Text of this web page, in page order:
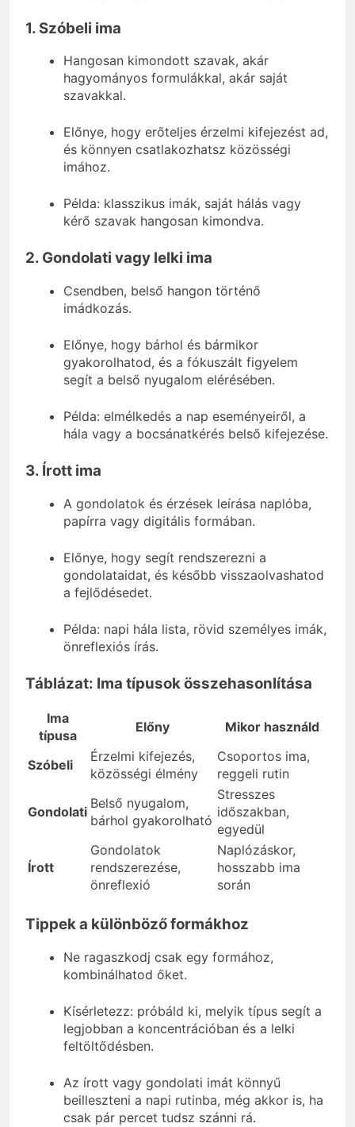
1. Szóbeli ima
Hangosan kimondott szavak, akár
hagyományos formulákkal, akár saját
szavakkal.
Előnye, hogy erőteljes érzelmi kifejezést ad,
és könnyen csatlakozhatsz közösségi
imához.
Példa: klasszikus imák, saját hálás vagy
kérő szavak hangosan kimondva.
2. Gondolati vagy lelki ima
Csendben, belső hangon történő
imádkozás.
Előnye, hogy bárhol és bármikor
gyakorolhatod, és a fókuszált figyelem
segít a belső nyugalom elérésében.
Példa: elmélkedés a nap eseményeiről, a
hála vagy a bocsánatkérés belső kifejezése.
3. Írott ima
A gondolatok és érzések leírása naplóba,
papírra vagy digitális formában.
Előnye, hogy segít rendszerezni a
gondolataidat, és később visszaolvashatod
a fejlődésedet.
Példa: napi hála lista, rövid személyes imák,
önreflexiós írás.
Táblázat: Ima típusok összehasonlítása
Ima
típusa
Előny Mikor használd
Szóbeli
Érzelmi kifejezés,
közösségi élmény
Csoportos ima,
reggeli rutin
Gondolati
Belső nyugalom,
bárhol gyakorolható
Stresszes
időszakban,
egyedül
Írott
Gondolatok
rendszerezése,
önreflexió
Naplózáskor,
hosszabb ima
során
Tippek a különböző formákhoz
Ne ragaszkodj csak egy formához,
kombinálhatod őket.
Kísérletezz: próbáld ki, melyik típus segít a
legjobban a koncentrációban és a lelki
feltöltődésben.
Az írott vagy gondolati imát könnyű
beilleszteni a napi rutinba, még akkor is, ha
csak pár percet tudsz szánni rá.